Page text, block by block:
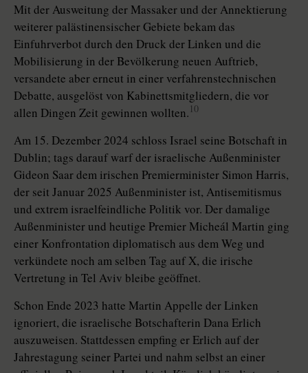
Mit der Ausweitung der Massaker und der Annektierung
weiterer palästinensischer Gebiete bekam das
Einfuhrverbot durch den Druck der Linken und die
Mobilisierung in der Bevölkerung neuen Auftrieb,
versandete aber erneut in einer verfahrenstechnischen
Debatte, ausgelöst von Kabinettsmitgliedern, die vor
allen Dingen Zeit gewinnen wollten. 10
Am 15. Dezember 2024 schloss Israel seine Botschaft in
Dublin; tags darauf warf der israelische Außenminister
Gideon Saar dem irischen Pre­mier­minister Simon Harris,
der seit Januar 2025 Außenminister ist, Antisemitismus
und extrem israelfeindliche Politik vor. Der damalige
Außenminister und heutige Premier Micheál Martin ging
einer Konfrontation diplomatisch aus dem Weg und
verkündete noch am selben Tag auf X, die irische
Vertretung in Tel Aviv bleibe geöffnet.
Schon Ende 2023 hatte Martin Appelle der Linken
ignoriert, die israelische Botschafterin Dana Erlich
auszuweisen. Stattdessen empfing er Erlich auf der
Jahrestagung seiner Partei und nahm selbst an einer